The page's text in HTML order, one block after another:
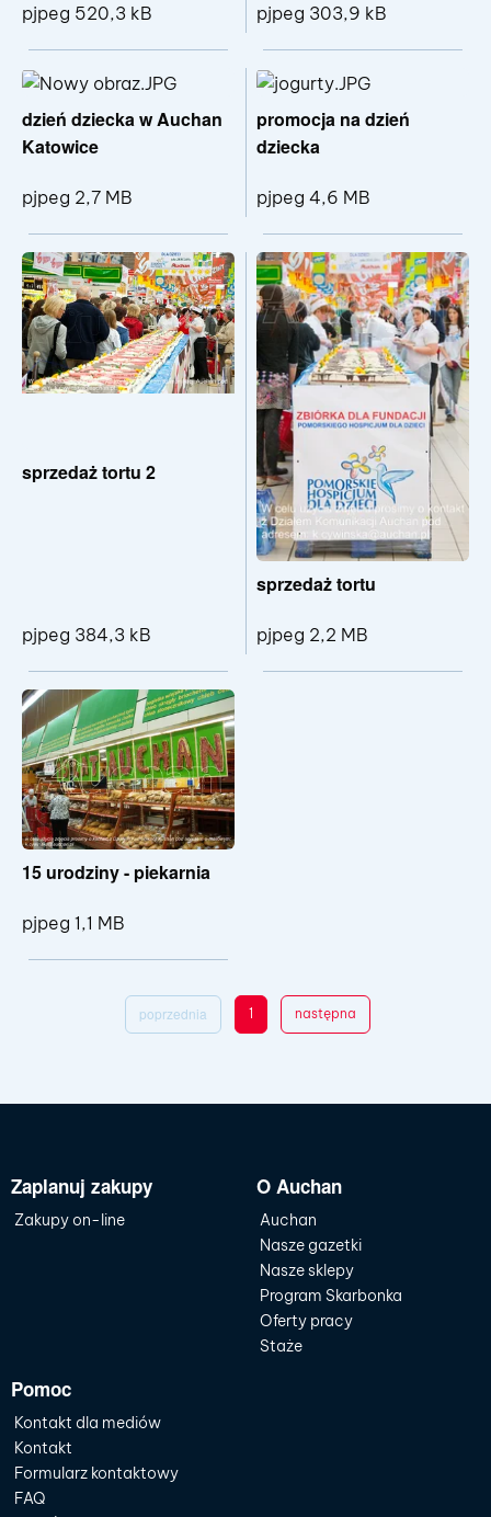
pjpeg 520,3 kB
Pokaż szczegóły pliku Oferta Tygodnia
pjpeg 303,9 kB
dzień dziecka w Auchan
Katowice
pjpeg 2,7 MB
Pokaż szczegóły pliku dzień
promocja na dzień
dziecka
pjpeg 4,6 MB
sprzedaż tortu 2
pjpeg 384,3 kB
Pokaż szczegóły pliku sprzedaż tortu 2
sprzedaż tortu
pjpeg 2,2 MB
15 urodziny - piekarnia
pjpeg 1,1 MB
poprzednia 1 następna
Zaplanuj zakupy
Zakupy on-line
O Auchan
Auchan
Nasze gazetki
Nasze sklepy
Program Skarbonka
Oferty pracy
Staże
Pomoc
Kontakt dla mediów
Kontakt
Formularz kontaktowy
FAQ